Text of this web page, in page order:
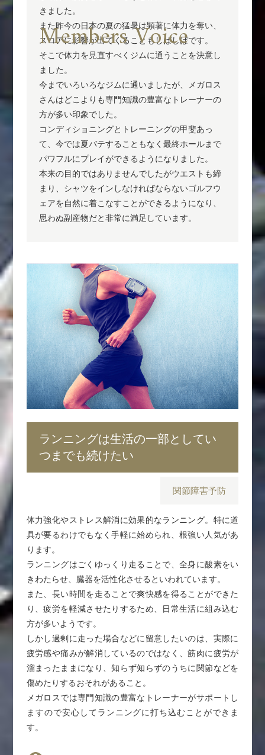
Members Voice
きました。
また昨今の日本の夏の猛暑は顕著に体力を奪い、
スコアに影響が出てくることもしばしばです。
そこで体力を見直すべくジムに通うことを決意し
ました。
今までいろいろなジムに通いましたが、メガロス
さんはどこよりも専門知識の豊富なトレーナーの
方が多い印象でした。
コンディショニングとトレーニングの甲斐あっ
て、今では夏バテすることもなく最終ホールまで
パワフルにプレイができるようになりました。
本来の目的ではありませんでしたがウエストも締
まり、シャツをインしなければならないゴルフウ
ェアを自然に着こなすことができるようになり、
思わぬ副産物だと非常に満足しています。
ランニングは生活の一部としてい
つまでも続けたい
関節障害予防
体力強化やストレス解消に効果的なランニング。特に道
具が要るわけでもなく手軽に始められ、根強い人気があ
ります。
ランニングはごくゆっくり走ることで、全身に酸素をい
きわたらせ、臓器を活性化させるといわれています。
また、長い時間を走ることで爽快感を得ることができた
り、疲労を軽減させたりするため、日常生活に組み込む
方が多いようです。
しかし過剰に走った場合などに留意したいのは、実際に
疲労感や痛みが解消しているのではなく、筋肉に疲労が
溜まったままになり、知らず知らずのうちに関節などを
傷めたりするおそれがあること。
メガロスでは専門知識の豊富なトレーナーがサポートし
ますので安心してランニングに打ち込むことができま
す。